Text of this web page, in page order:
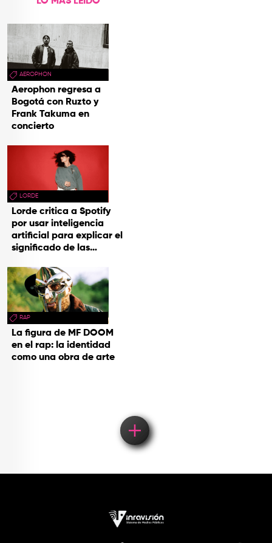
AEROPHON
Aerophon regresa a
Bogotá con Ruzto y
Frank Takuma en
concierto
LORDE
Lorde critica a Spotify
por usar inteligencia
artificial para explicar el
significado de las
RAP
La figura de MF DOOM
en el rap: la identidad
como una obra de arte